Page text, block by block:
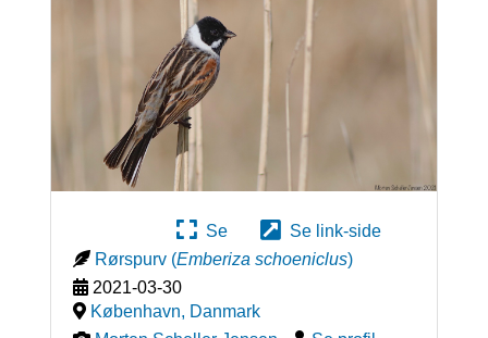
Se
Se link-side
Rørspurv (Emberiza schoeniclus)
2021-03-30
København, Danmark